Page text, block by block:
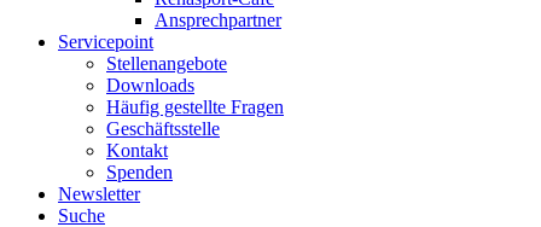
Ansprechpartner
Servicepoint
Stellenangebote
Downloads
Häufig gestellte Fragen
Geschäftsstelle
Kontakt
Spenden
Newsletter
Suche